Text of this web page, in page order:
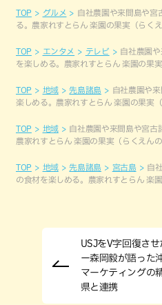
TOP グルメ
自社農園や来間島や宮
る。農家れすとらん 楽園の果実（らくえ
TOP エンタメ テレビ
自社農園
を楽しめる。農家れすとらん 楽園の果
TOP 地域 先島諸島
自社農園や
楽しめる。農家れすとらん 楽園の果実
TOP 地域
自社農園や来間島や宮古
農家れすとらん 楽園の果実（らくえんの
TOP 地域 先島諸島 宮古島
自
の食材を楽しめる。農家れすとらん 楽
USJをV字回復さ
ー森岡毅が語った
マーケティングの
県と連携